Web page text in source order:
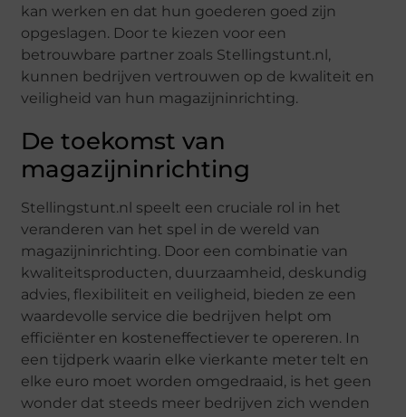
kan werken en dat hun goederen goed zijn
opgeslagen. Door te kiezen voor een
betrouwbare partner zoals Stellingstunt.nl,
kunnen bedrijven vertrouwen op de kwaliteit en
veiligheid van hun magazijninrichting.
De toekomst van
magazijninrichting
Stellingstunt.nl speelt een cruciale rol in het
veranderen van het spel in de wereld van
magazijninrichting. Door een combinatie van
kwaliteitsproducten, duurzaamheid, deskundig
advies, flexibiliteit en veiligheid, bieden ze een
waardevolle service die bedrijven helpt om
efficiënter en kosteneffectiever te opereren. In
een tijdperk waarin elke vierkante meter telt en
elke euro moet worden omgedraaid, is het geen
wonder dat steeds meer bedrijven zich wenden